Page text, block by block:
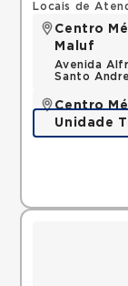
Locais de
Centro
Maluf
Avenida
Santo
Centro
Unidade
Rua
09030560